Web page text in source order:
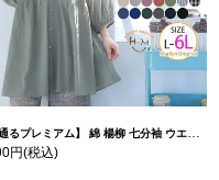
レミアム】 綿 楊柳 七分袖 ウエストギャザー ブラウス | 大きいサイズの通販ならハッピーマリリン
円(税込)